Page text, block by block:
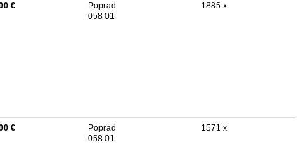
€
Poprad
058 01
1885 x
€
Poprad
058 01
1571 x